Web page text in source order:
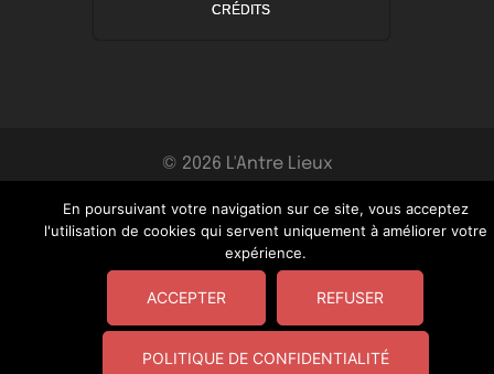
CRÉDITS
© 2026 L'Antre Lieux
En poursuivant votre navigation sur ce site, vous acceptez
l'utilisation de cookies qui servent uniquement à améliorer votre
expérience.
ACCEPTER REFUSER
POLITIQUE DE CONFIDENTIALITÉ